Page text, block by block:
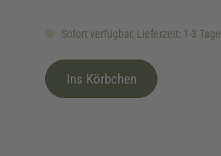
Sofort verfügbar, Lieferzeit: 1-3 Tage
Ins Körbchen